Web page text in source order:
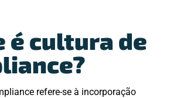
é cultura de
refere-se à incorporação